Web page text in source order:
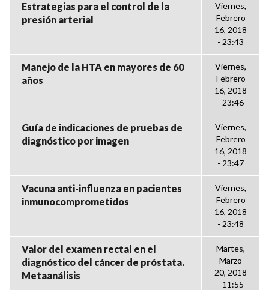
Estrategias para el control de la
presión arterial
Viernes,
Febrero
16, 2018
- 23:43
Manejo de la HTA en mayores de 60
años
Viernes,
Febrero
16, 2018
- 23:46
Guía de indicaciones de pruebas de
diagnóstico por imagen
Viernes,
Febrero
16, 2018
- 23:47
Vacuna anti-influenza en pacientes
inmunocomprometidos
Viernes,
Febrero
16, 2018
- 23:48
Valor del examen rectal en el
diagnóstico del cáncer de próstata.
Metaanálisis
Martes,
Marzo
20, 2018
- 11:55